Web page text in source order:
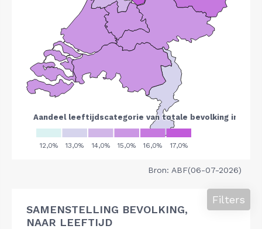
Bron: ABF(06-07-2026)
SAMENSTELLING BEVOLKING,
NAAR LEEFTIJD
Filters